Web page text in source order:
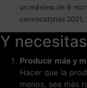
un máximo de 8
convocatorias
Y
Producir más y
Hacer que la
menos, sea más